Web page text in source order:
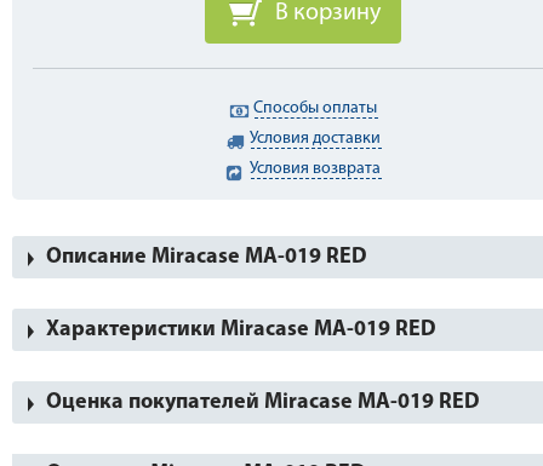
В корзину
Способы оплаты
Условия доставки
Условия возврата
Описание Miracase MA-019 RED
Характеристики Miracase MA-019 RED
Оценка покупателей Miracase MA-019 RED